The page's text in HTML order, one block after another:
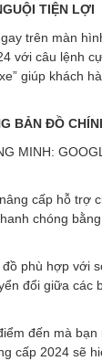
TIỆN LỢI
trên màn
với câu lệnh
giúp khách
BẢN ĐỒ
MINH:
cấp hỗ trợ
chóng
phù hợp với
đổi giữa các
đến mà bạn
cấp 2024 sẽ